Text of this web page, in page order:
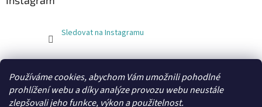
Používáme cookies, abychom Vám umožnili pohodlné
prohlížení webu a díky analýze provozu webu neustále
zlepšovali jeho funkce, výkon a použitelnost.
Sledovat na Instagramu